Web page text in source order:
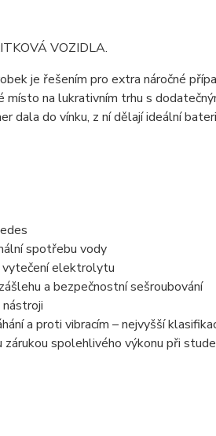
VOZIDLA.
je řešením pro extra náročné
na lukrativním trhu s
dala do vínku, z ní dělají ideální
spotřebu vody
vytečení elektrolytu
a bezpečnostní sešroubování
a proti vibracím – nejvyšší
spolehlivého výkonu při